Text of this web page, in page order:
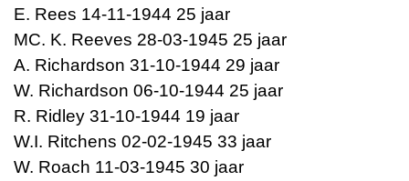
E. Rees 14-11-1944 25 jaar
MC. K. Reeves 28-03-1945 25 jaar
A. Richardson 31-10-1944 29 jaar
W. Richardson 06-10-1944 25 jaar
R. Ridley 31-10-1944 19 jaar
W.I. Ritchens 02-02-1945 33 jaar
W. Roach 11-03-1945 30 jaar